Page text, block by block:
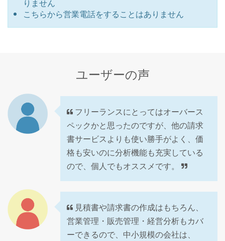
りません
こちらから営業電話をすることはありません
ユーザーの声
フリーランスにとってはオーバース
ペックかと思ったのですが、他の請求
書サービスよりも使い勝手がよく、価
格も安いのに分析機能も充実している
ので、個人でもオススメです。
見積書や請求書の作成はもちろん、
営業管理・販売管理・経営分析もカバ
ーできるので、中小規模の会社は、